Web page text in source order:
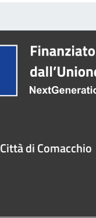
Città di Comacchio